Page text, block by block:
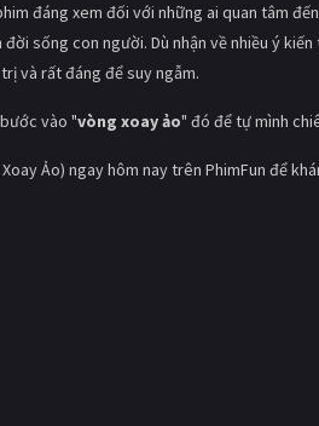
đáng xem đối với những ai quan tâm
sống con người. Dù nhận về nhiều ý
và rất đáng để suy ngẫm.
vào "vòng xoay ảo" đó để tự mình
Ảo) ngay hôm nay trên PhimFun để